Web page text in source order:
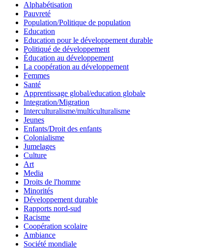
Alphabétisation
Pauvreté
Population/Politique de population
Education
Education pour le développement durable
Politiqué de développement
Éducation au développement
La coopération au développement
Femmes
Santé
Apprentissage global/education globale
Integration/Migration
Interculturalisme/multiculturalisme
Jeunes
Enfants/Droit des enfants
Colonialisme
Jumelages
Culture
Art
Media
Droits de l'homme
Minorités
Développement durable
Rapports nord-sud
Racisme
Coopération scolaire
Ambiance
Société mondiale